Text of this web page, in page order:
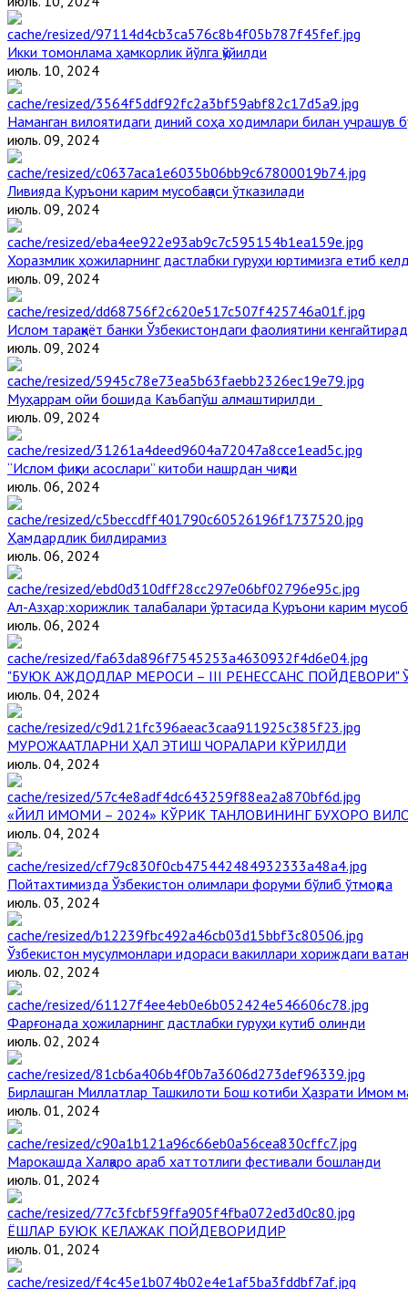
Икки томонлама ҳамкорлик йўлга қўйилди
июль. 10, 2024
Наманган вилоятидаги диний соҳа ходимлари билан учрашув
июль. 09, 2024
Ливияда Қуръони карим мусобақаси ўтказилади
июль. 09, 2024
Хоразмлик ҳожиларнинг дастлабки гуруҳи юртимизга етиб
июль. 09, 2024
Ислом тараққиёт банки Ўзбекистондаги фаолиятини
июль. 09, 2024
Муҳаррам ойи бошида Каъбапўш алмаштирилди
июль. 09, 2024
“Ислом фиқҳи асослари” китоби нашрдан чиқди
июль. 06, 2024
Ҳамдардлик билдирамиз
июль. 06, 2024
Aл-Aзҳар:хорижлик талабалари ўртасида Қуръони карим
июль. 06, 2024
"БУЮК АЖДОДЛАР МЕРОСИ – III РЕНЕССАНС
июль. 04, 2024
МУРОЖААТЛАРНИ ҲАЛ ЭТИШ ЧОРАЛАРИ КЎРИЛДИ
июль. 04, 2024
«ЙИЛ ИМОМИ – 2024» КЎРИК ТАНЛОВИНИНГ БУХОРО
июль. 04, 2024
Пойтахтимизда Ўзбекистон олимлари форуми бўлиб ўтмоқда
июль. 03, 2024
Ўзбекистон мусулмонлари идораси вакиллари хориждаги
июль. 02, 2024
Фарғонада ҳожиларнинг дастлабки гуруҳи кутиб олинди
июль. 02, 2024
Бирлашган Миллатлар Ташкилоти Бош котиби Ҳазрати Имом
июль. 01, 2024
Марокашда Халқаро араб хаттотлиги фестивали бошланди
июль. 01, 2024
ЁШЛАР БУЮК КЕЛАЖАК ПОЙДЕВОРИДИР
июль. 01, 2024